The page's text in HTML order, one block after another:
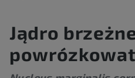
Jądro